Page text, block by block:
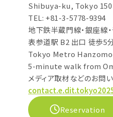
Shibuya-ku, Tokyo
TEL: +81-3-5778-9394
地下鉄半蔵門線・銀座線
表参道駅 B2 出口 徒歩5
Tokyo Metro
5-minute walk from
メディア取材などのお問
Reservation